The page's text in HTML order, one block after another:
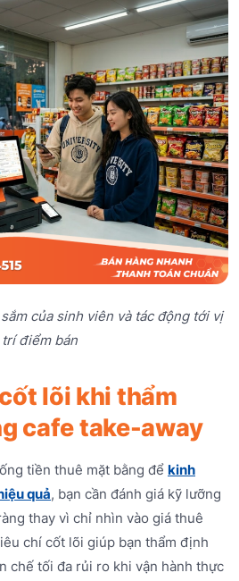
của sinh viên và tác động tới vị
trí điểm bán
lõi khi thẩm
cafe take-away
tiền thuê mặt bằng để kinh
quả, bạn cần đánh giá kỹ lưỡng
thay vì chỉ nhìn vào giá thuê
chí cốt lõi giúp bạn thẩm định
chế tối đa rủi ro khi vận hành thực